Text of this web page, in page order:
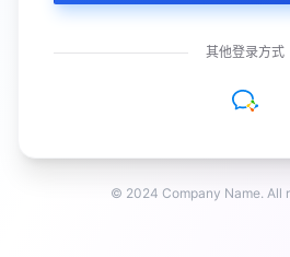
其他登录方式
© 2024 Company Name. All